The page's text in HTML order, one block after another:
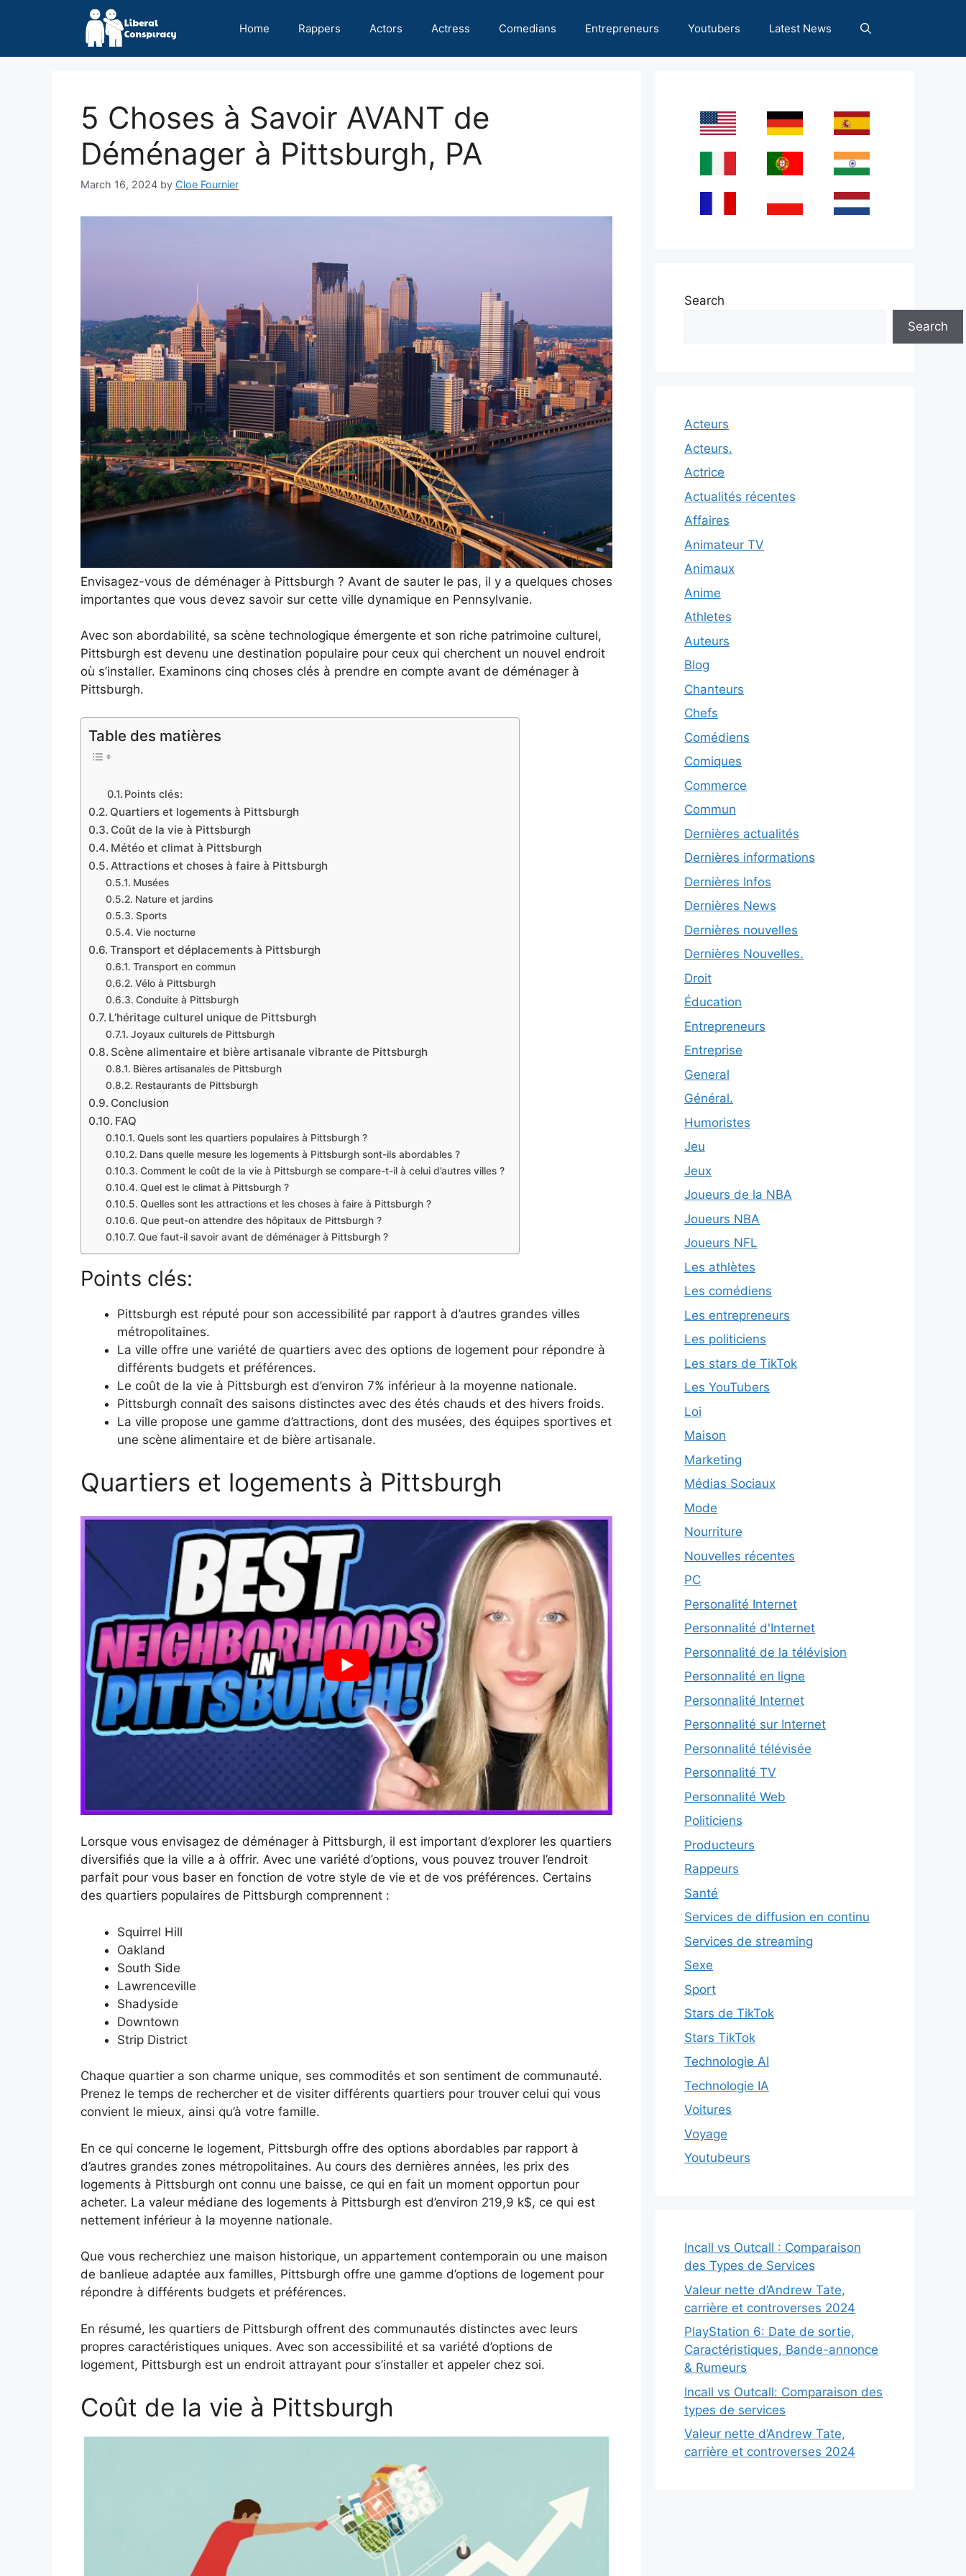
Home Rappers Actors Actress Comedians Entrepreneurs Youtubers Latest News
5 Choses à Savoir AVANT de
Déménager à Pittsburgh, PA
March 16, 2024 by Cloe Fournier
Envisagez-vous de déménager à Pittsburgh ? Avant de sauter le pas, il y a quelques choses
importantes que vous devez savoir sur cette ville dynamique en Pennsylvanie.
Avec son abordabilité, sa scène technologique émergente et son riche patrimoine culturel,
Pittsburgh est devenu une destination populaire pour ceux qui cherchent un nouvel endroit
où s’installer. Examinons cinq choses clés à prendre en compte avant de déménager à
Pittsburgh.
Table des matières
Points clés:
Quartiers et logements à Pittsburgh
Coût de la vie à Pittsburgh
Météo et climat à Pittsburgh
Attractions et choses à faire à Pittsburgh
Musées
Nature et jardins
Sports
Vie nocturne
Transport et déplacements à Pittsburgh
Transport en commun
Vélo à Pittsburgh
Conduite à Pittsburgh
L’héritage culturel unique de Pittsburgh
Joyaux culturels de Pittsburgh
Scène alimentaire et bière artisanale vibrante de Pittsburgh
Bières artisanales de Pittsburgh
Restaurants de Pittsburgh
Conclusion
FAQ
Quels sont les quartiers populaires à Pittsburgh ?
Dans quelle mesure les logements à Pittsburgh sont-ils abordables ?
Comment le coût de la vie à Pittsburgh se compare-t-il à celui d’autres villes ?
Quel est le climat à Pittsburgh ?
Quelles sont les attractions et les choses à faire à Pittsburgh ?
Que peut-on attendre des hôpitaux de Pittsburgh ?
Que faut-il savoir avant de déménager à Pittsburgh ?
Points clés:
Pittsburgh est réputé pour son accessibilité par rapport à d’autres grandes villes
métropolitaines.
La ville offre une variété de quartiers avec des options de logement pour répondre à
différents budgets et préférences.
Le coût de la vie à Pittsburgh est d’environ 7% inférieur à la moyenne nationale.
Pittsburgh connaît des saisons distinctes avec des étés chauds et des hivers froids.
La ville propose une gamme d’attractions, dont des musées, des équipes sportives et
une scène alimentaire et de bière artisanale.
Quartiers et logements à Pittsburgh
Lorsque vous envisagez de déménager à Pittsburgh, il est important d’explorer les quartiers
diversifiés que la ville a à offrir. Avec une variété d’options, vous pouvez trouver l’endroit
parfait pour vous baser en fonction de votre style de vie et de vos préférences. Certains
des quartiers populaires de Pittsburgh comprennent :
Squirrel Hill
Oakland
South Side
Lawrenceville
Shadyside
Downtown
Strip District
Chaque quartier a son charme unique, ses commodités et son sentiment de communauté.
Prenez le temps de rechercher et de visiter différents quartiers pour trouver celui qui vous
convient le mieux, ainsi qu’à votre famille.
En ce qui concerne le logement, Pittsburgh offre des options abordables par rapport à
d’autres grandes zones métropolitaines. Au cours des dernières années, les prix des
logements à Pittsburgh ont connu une baisse, ce qui en fait un moment opportun pour
acheter. La valeur médiane des logements à Pittsburgh est d’environ 219,9 k$, ce qui est
nettement inférieur à la moyenne nationale.
Que vous recherchiez une maison historique, un appartement contemporain ou une maison
de banlieue adaptée aux familles, Pittsburgh offre une gamme d’options de logement pour
répondre à différents budgets et préférences.
En résumé, les quartiers de Pittsburgh offrent des communautés distinctes avec leurs
propres caractéristiques uniques. Avec son accessibilité et sa variété d’options de
logement, Pittsburgh est un endroit attrayant pour s’installer et appeler chez soi.
Coût de la vie à Pittsburgh
Search
Search
Acteurs
Acteurs.
Actrice
Actualités récentes
Affaires
Animateur TV
Animaux
Anime
Athletes
Auteurs
Blog
Chanteurs
Chefs
Comédiens
Comiques
Commerce
Commun
Dernières actualités
Dernières informations
Dernières Infos
Dernières News
Dernières nouvelles
Dernières Nouvelles.
Droit
Éducation
Entrepreneurs
Entreprise
General
Général.
Humoristes
Jeu
Jeux
Joueurs de la NBA
Joueurs NBA
Joueurs NFL
Les athlètes
Les comédiens
Les entrepreneurs
Les politiciens
Les stars de TikTok
Les YouTubers
Loi
Maison
Marketing
Médias Sociaux
Mode
Nourriture
Nouvelles récentes
PC
Personalité Internet
Personnalité d'Internet
Personnalité de la télévision
Personnalité en ligne
Personnalité Internet
Personnalité sur Internet
Personnalité télévisée
Personnalité TV
Personnalité Web
Politiciens
Producteurs
Rappeurs
Santé
Services de diffusion en continu
Services de streaming
Sexe
Sport
Stars de TikTok
Stars TikTok
Technologie AI
Technologie IA
Voitures
Voyage
Youtubeurs
Incall vs Outcall : Comparaison
des Types de Services
Valeur nette d’Andrew Tate,
carrière et controverses 2024
PlayStation 6: Date de sortie,
Caractéristiques, Bande-annonce
& Rumeurs
Incall vs Outcall: Comparaison des
types de services
Valeur nette d’Andrew Tate,
carrière et controverses 2024